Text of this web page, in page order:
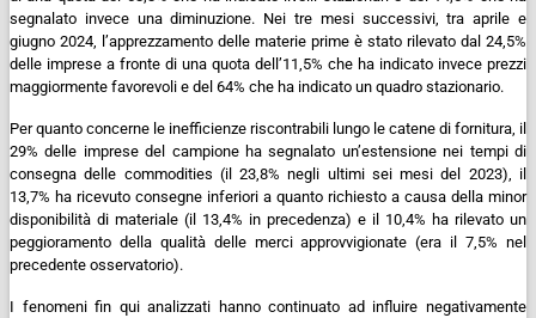
segnalato invece una diminuzione. Nei tre mesi successivi, tra aprile e
giugno 2024, l’apprezzamento delle materie prime è stato rilevato dal 24,5%
delle imprese a fronte di una quota dell’11,5% che ha indicato invece prezzi
maggiormente favorevoli e del 64% che ha indicato un quadro stazionario.
Per quanto concerne le inefficienze riscontrabili lungo le catene di fornitura, il
29% delle imprese del campione ha segnalato un’estensione nei tempi di
consegna delle commodities (il 23,8% negli ultimi sei mesi del 2023), il
13,7% ha ricevuto consegne inferiori a quanto richiesto a causa della minor
disponibilità di materiale (il 13,4% in precedenza) e il 10,4% ha rilevato un
peggioramento della qualità delle merci approvvigionate (era il 7,5% nel
precedente osservatorio).
I fenomeni fin qui analizzati hanno continuato ad influire negativamente